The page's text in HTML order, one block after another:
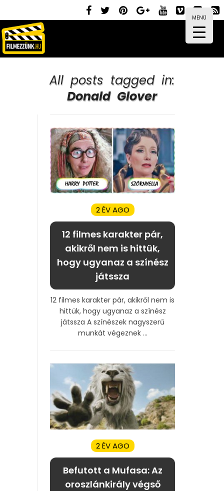
MENÜ
All posts tagged in:
Donald Glover
2 ÉV AGO
12 filmes karakter pár,
akikről nem is hittük,
hogy ugyanaz a színész
játssza
12 filmes karakter pár, akikről nem is
hittük, hogy ugyanaz a színész
játssza A színészek nagyszerű
munkát végeznek ...
2 ÉV AGO
Befutott a Mufasa: Az
oroszlánkirály végső